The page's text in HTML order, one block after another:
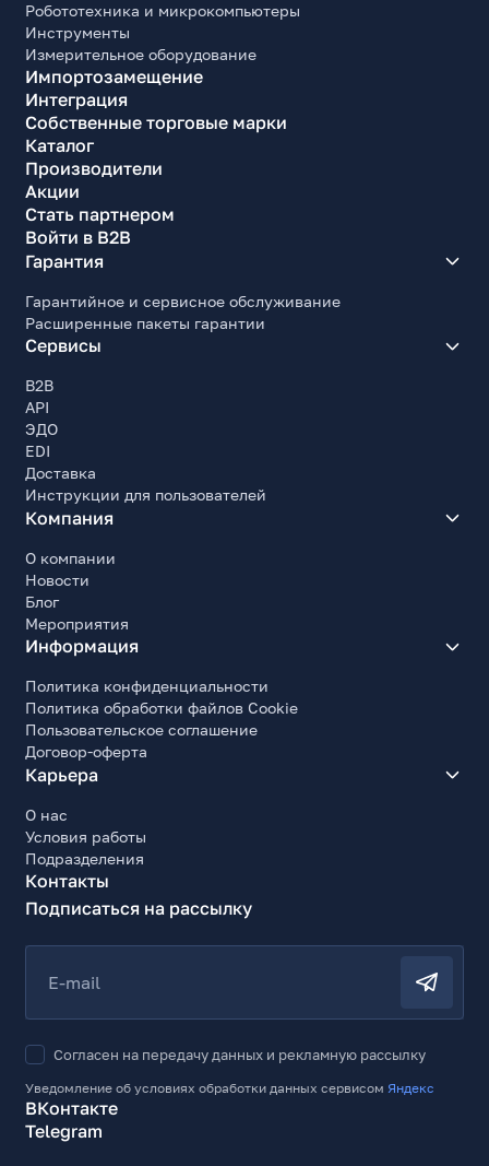
Робототехника и микрокомпьютеры
Инструменты
Измерительное оборудование
Импортозамещение
Интеграция
Собственные торговые марки
Каталог
Производители
Акции
Стать партнером
Войти в B2B
Гарантия
Гарантийное и сервисное обслуживание
Расширенные пакеты гарантии
Сервисы
B2B
API
ЭДО
EDI
Доставка
Инструкции для пользователей
Компания
О компании
Новости
Блог
Мероприятия
Информация
Политика конфиденциальности
Политика обработки файлов Cookie
Пользовательское соглашение
Договор-оферта
Карьера
О нас
Условия работы
Подразделения
Контакты
Подписаться на рассылку
E-mail
Согласен на передачу данных и рекламную рассылку
Уведомление об условиях обработки данных сервисом Яндекс
ВКонтакте
Telegram